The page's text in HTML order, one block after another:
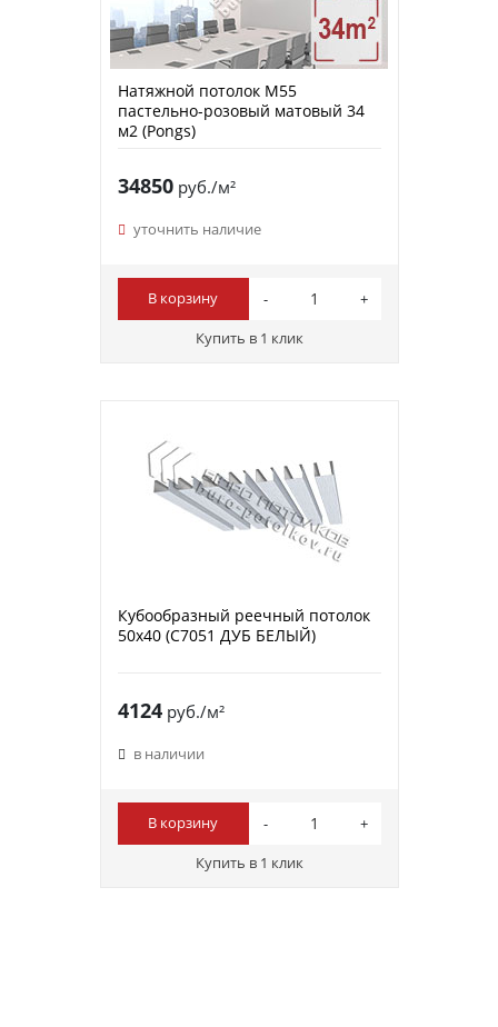
Натяжной потолок M55
пастельно-розовый матовый 34
м2 (Pongs)
34850руб./м²
уточнить наличие
В корзину
Купить в 1 клик
Кубообразный реечный потолок
50х40 (C7051 ДУБ БЕЛЫЙ)
4124руб./м²
в наличии
В корзину
Купить в 1 клик